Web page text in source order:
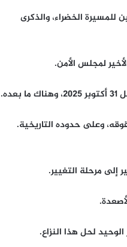
للمسيرة الخضراء، والذكرى
لمجلس الأمن.
وعلى حدوده التاريخية.
إلى مرحلة التغيير.
لحل هذا النزاع.